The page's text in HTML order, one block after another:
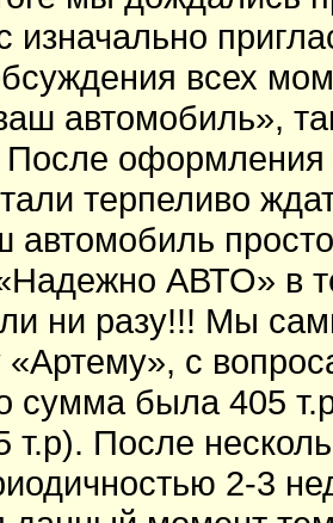
изначально
всех
автомобиль»,
После
терпеливо
автомобиль
АВТО» в
ни разу!!! Мы
с
сумма была 405
т.р). После
2-3